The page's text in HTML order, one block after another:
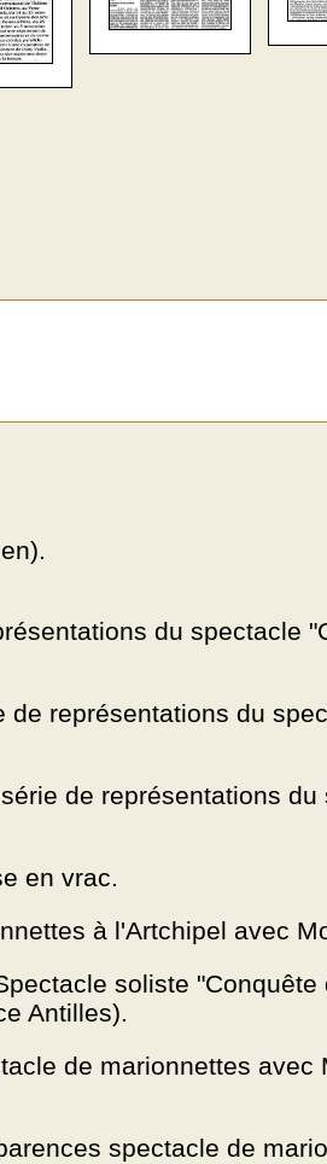
du spectacle
de représentations du
de représentations
en vrac.
à l'Artchipel avec
soliste
Antilles).
de marionnettes avec
spectacle de